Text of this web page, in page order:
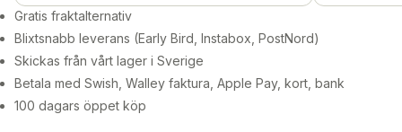
Gratis fraktalternativ
Blixtsnabb leverans (Early Bird, Instabox, PostNord)
Skickas från vårt lager i Sverige
Betala med Swish, Walley faktura, Apple Pay, kort, bank
100 dagars öppet köp